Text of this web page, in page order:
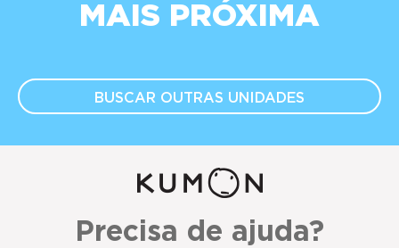
MAIS PRÓXIMA
BUSCAR OUTRAS UNIDADES
Precisa de ajuda?